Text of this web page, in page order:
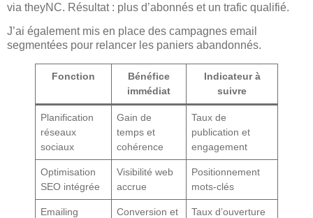
via theyNC. Résultat : plus d’abonnés et un trafic qualifié.
J’ai également mis en place des campagnes email
segmentées pour relancer les paniers abandonnés.
Fonction
Bénéfice
immédiat
Indicateur à
suivre
Planification
réseaux
sociaux
Gain de
temps et
cohérence
Taux de
publication et
engagement
Optimisation
SEO intégrée
Visibilité web
accrue
Positionnement
mots-clés
Emailing
Conversion et
Taux d’ouverture